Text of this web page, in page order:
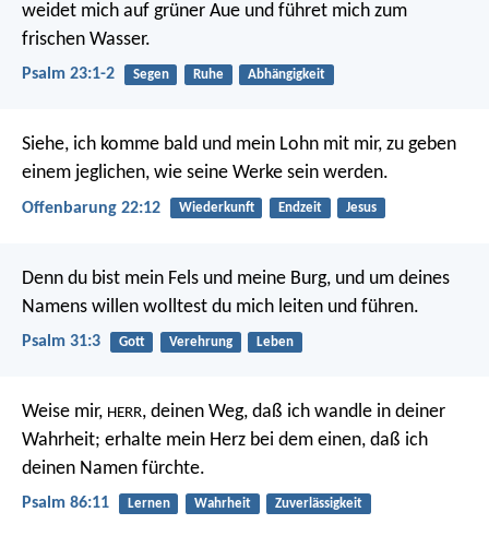
weidet mich auf grüner Aue und führet mich zum
frischen Wasser.
Psalm 23:1-2 Segen Ruhe Abhängigkeit
Siehe, ich komme bald und mein Lohn mit mir, zu geben
einem jeglichen, wie seine Werke sein werden.
Offenbarung 22:12 Wiederkunft Endzeit Jesus
Denn du bist mein Fels und meine Burg, und um deines
Namens willen wolltest du mich leiten und führen.
Psalm 31:3 Gott Verehrung Leben
Weise mir, HERR, deinen Weg, daß ich wandle in deiner
Wahrheit; erhalte mein Herz bei dem einen, daß ich
deinen Namen fürchte.
Psalm 86:11 Lernen Wahrheit Zuverlässigkeit